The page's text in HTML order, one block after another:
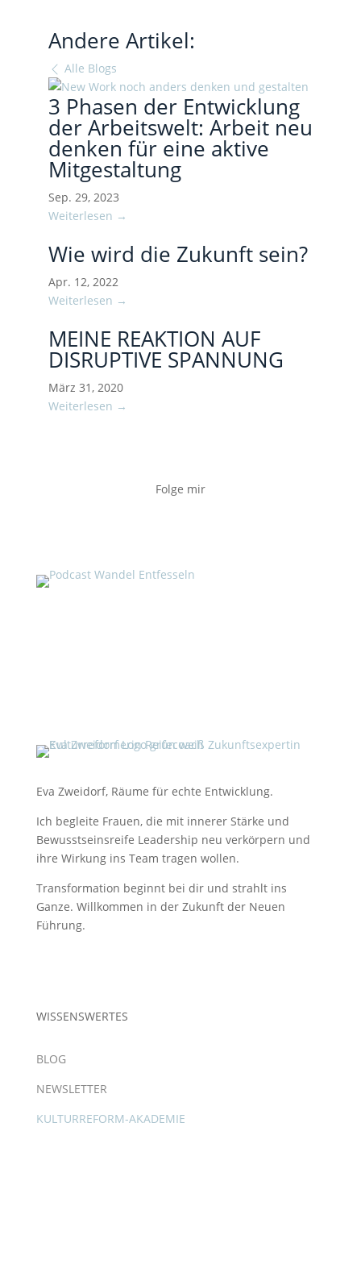
Andere Artikel:
Alle Blogs
3 Phasen der Entwicklung
der Arbeitswelt: Arbeit neu
denken für eine aktive
Mitgestaltung
Sep. 29, 2023
Weiterlesen →
Wie wird die Zukunft sein?
Apr. 12, 2022
Weiterlesen →
MEINE REAKTION AUF
DISRUPTIVE SPANNUNG
März 31, 2020
Weiterlesen →
Folge mir
Eva Zweidorf, Räume für echte Entwicklung.
Ich begleite Frauen, die mit innerer Stärke und
Bewusstseinsreife Leadership neu verkörpern und
ihre Wirkung ins Team tragen wollen.
Transformation beginnt bei dir und strahlt ins
Ganze. Willkommen in der Zukunft der Neuen
Führung.
WISSENSWERTES
BLOG
NEWSLETTER
KULTURREFORM-AKADEMIE